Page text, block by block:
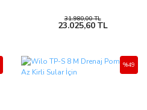
31.980,00 TL
23.025,60 TL
%49